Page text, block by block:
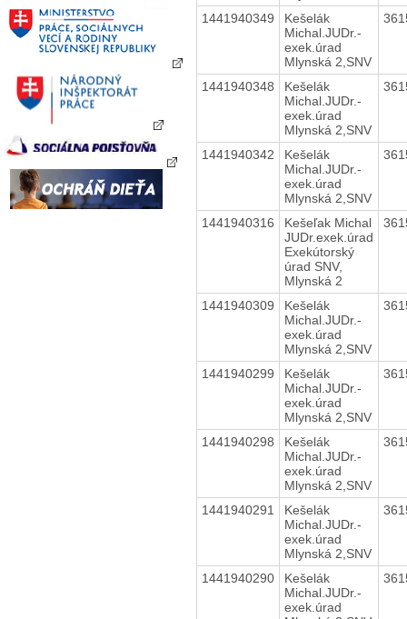
1441940349
Kešelák
Michal.JUDr.-
exek.úrad
Mlynská 2,SNV
1441940348
Kešelák
Michal.JUDr.-
exek.úrad
Mlynská 2,SNV
1441940342
Kešelák
Michal.JUDr.-
exek.úrad
Mlynská 2,SNV
1441940316
Kešeľak Michal
JUDr.exek.úrad
Exekútorský
úrad SNV,
Mlynská 2
1441940309
Kešelák
Michal.JUDr.-
exek.úrad
Mlynská 2,SNV
1441940299
Kešelák
Michal.JUDr.-
exek.úrad
Mlynská 2,SNV
1441940298
Kešelák
Michal.JUDr.-
exek.úrad
Mlynská 2,SNV
1441940291
Kešelák
Michal.JUDr.-
exek.úrad
Mlynská 2,SNV
1441940290
Kešelák
Michal.JUDr.-
exek.úrad